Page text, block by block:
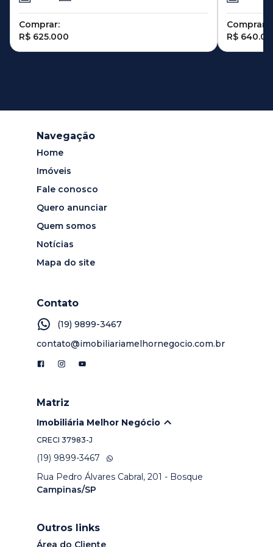
Comprar:
R$ 625.000
Bárbara
Comprar:
R$
Navegação
Home
Imóveis
Fale conosco
Quero anunciar
Quem somos
Notícias
Mapa do site
Contato
(19) 9899-3467
contato@imobiliariamelhornegocio.com.br
Matriz
Imobiliária Melhor Negócio
CRECI 37983-J
(19) 9899-3467
Rua Pedro Álvares Cabral, 201 - Bosque
Campinas/SP
Outros links